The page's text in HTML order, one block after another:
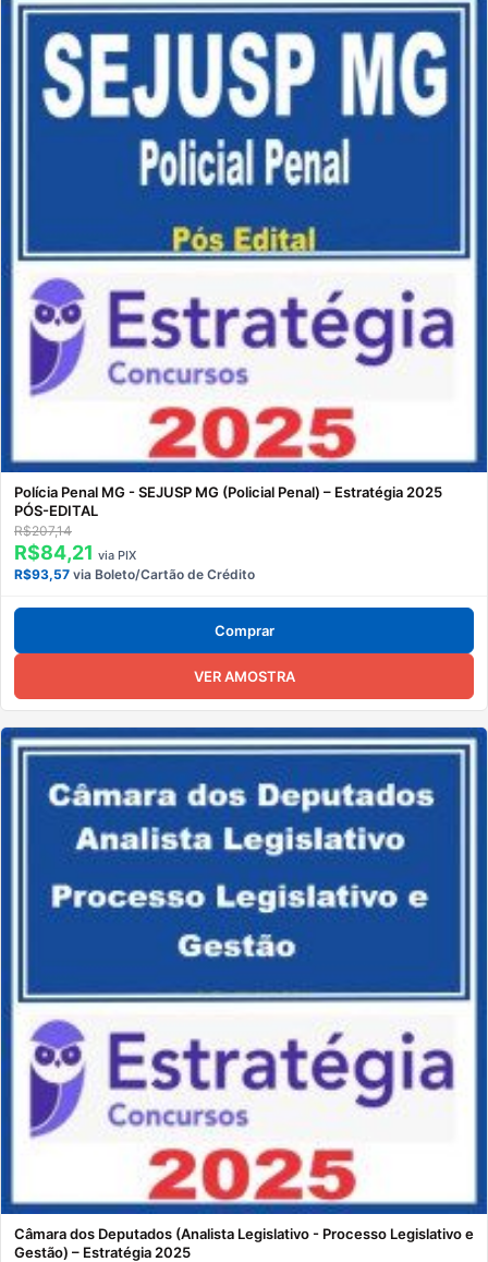
Polícia Penal MG - SEJUSP MG (Policial Penal) – Estratégia 2025
PÓS-EDITAL
R$207,14
R$84,21 via PIX
R$93,57 via Boleto/Cartão de Crédito
Comprar
VER AMOSTRA
Câmara dos Deputados (Analista Legislativo - Processo Legislativo e
Gestão) – Estratégia 2025